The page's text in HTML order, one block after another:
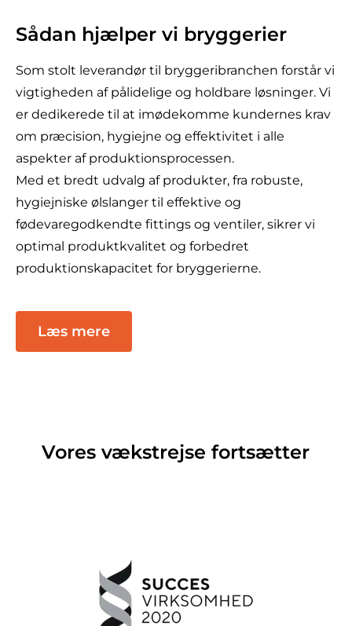
Sådan hjælper vi bryggerier
Som stolt leverandør til bryggeribranchen forstår vi
vigtigheden af pålidelige og holdbare løsninger. Vi
er dedikerede til at imødekomme kundernes krav
om præcision, hygiejne og effektivitet i alle
aspekter af produktionsprocessen.
Med et bredt udvalg af produkter, fra robuste,
hygiejniske ølslanger til effektive og
fødevaregodkendte fittings og ventiler, sikrer vi
optimal produktkvalitet og forbedret
produktionskapacitet for bryggerierne.
Læs mere
Vores vækstrejse fortsætter